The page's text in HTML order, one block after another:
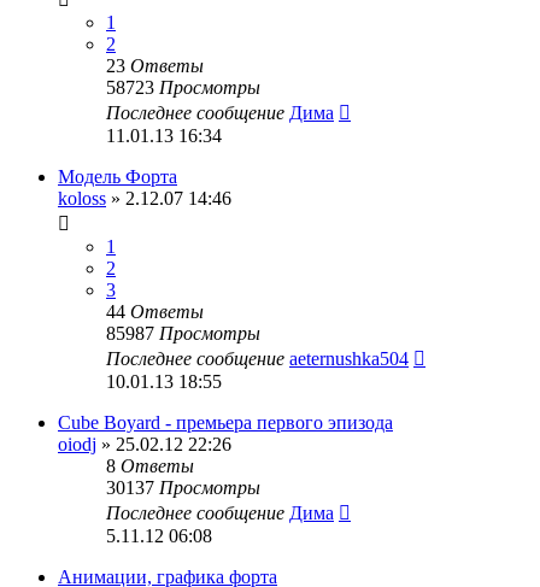
1
2
23 Ответы
58723 Просмотры
Последнее сообщение Дима
11.01.13 16:34
Модель Форта
koloss » 2.12.07 14:46
1
2
3
44 Ответы
85987 Просмотры
Последнее сообщение aeternushka504
10.01.13 18:55
Cube Boyard - премьера первого эпизода
oiodj » 25.02.12 22:26
8 Ответы
30137 Просмотры
Последнее сообщение Дима
5.11.12 06:08
Анимации, графика форта